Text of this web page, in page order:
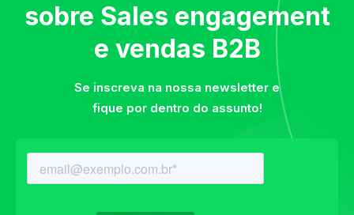
sobre Sales engagement
e vendas B2B
Se inscreva na nossa newsletter e
fique por dentro do assunto!